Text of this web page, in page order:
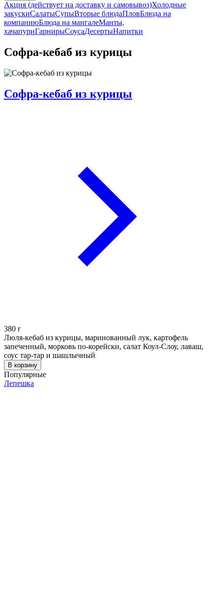
Акция (действует на доставку и самовывоз)Холодные
закускиСалатыСупыВторые блюдаПловБлюда на
компаниюБлюда на мангалеМанты,
хачапуриГарнирыСоусаДесертыНапитки
Софра-кебаб из курицы
Софра-кебаб из курицы
380 г
Люля-кебаб из курицы, маринованный лук, картофель
запеченный, морковь по-корейски, салат Коул-Слоу, лаваш,
соус тар-тар и шашлычный
В корзину
Популярные
Лепешка